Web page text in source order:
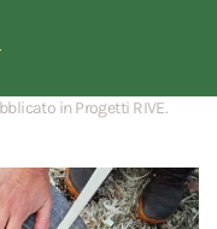
in Progetti RIVE.